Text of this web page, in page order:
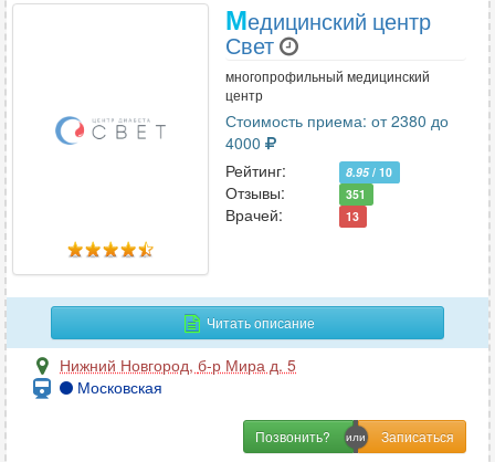
Медицинский центр
Свет
многопрофильный медицинский
центр
Стоимость приема: от 2380 до
4000
Рейтинг:
8.95/ 10
Отзывы: 351
Врачей: 13
Читать описание
Нижний Новгород, б-р Мира д. 5
Московская
Позвонить?